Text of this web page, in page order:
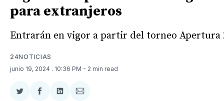
para extranjeros
Entrarán en vigor a partir del torneo Apertura
24NOTICIAS
junio 19, 2024 . 10:36 PM - 2 min read
CompartirCompartir
CompartirCompartir